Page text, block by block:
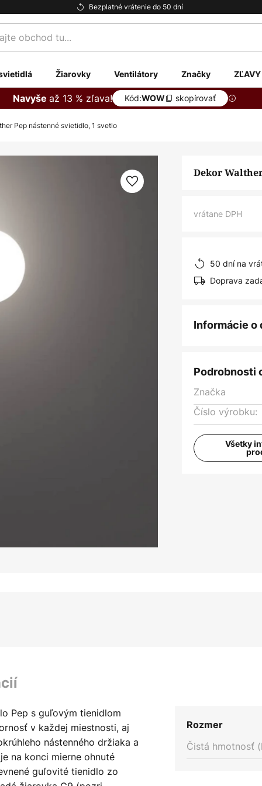
Bezplatné vrátenie do 50 dní
Žiarovky Ventilátory Značky ZĽAVY
Navyše až 13 % zľava! Kód:WOW skopírovať
Pep nástenné svietidlo, 1 svetlo
Dekor
vrátane DPH
50 dní na
Doprava
Informácie o
Podrobnosti
Značka
Číslo výrobku:
Všetky
Pep s guľovým tienidlom
v každej miestnosti, aj
nástenného držiaka a
na konci mierne ohnuté
guľovité tienidlo zo
Rozmer
Čistá hmotnosť